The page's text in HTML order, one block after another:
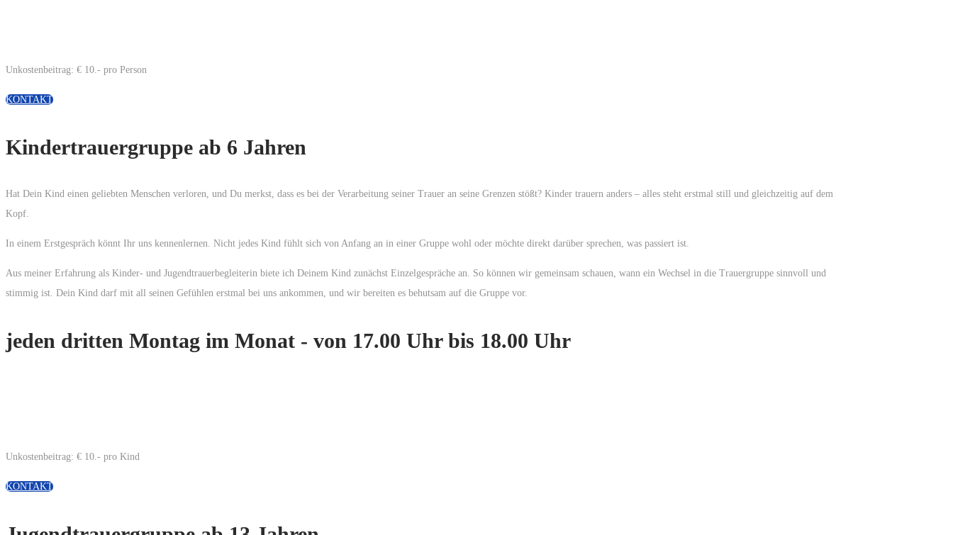
Unkostenbeitrag: € 10.- pro Person
KONTAKT
Kindertrauergruppe ab 6 Jahren
Hat Dein Kind einen geliebten Menschen verloren, und Du merkst, dass es bei der Verarbeitung seiner Trauer an seine Grenzen stößt? Kinder trauern anders – alles steht erstmal still und gleichzeitig auf dem
Kopf.
In einem Erstgespräch könnt Ihr uns kennenlernen. Nicht jedes Kind fühlt sich von Anfang an in einer Gruppe wohl oder möchte direkt darüber sprechen, was passiert ist.
Aus meiner Erfahrung als Kinder- und Jugendtrauerbegleiterin biete ich Deinem Kind zunächst Einzelgespräche an. So können wir gemeinsam schauen, wann ein Wechsel in die Trauergruppe sinnvoll und
stimmig ist. Dein Kind darf mit all seinen Gefühlen erstmal bei uns ankommen, und wir bereiten es behutsam auf die Gruppe vor.
jeden dritten Montag im Monat - von 17.00 Uhr bis 18.00 Uhr
Unkostenbeitrag: € 10.- pro Kind
KONTAKT